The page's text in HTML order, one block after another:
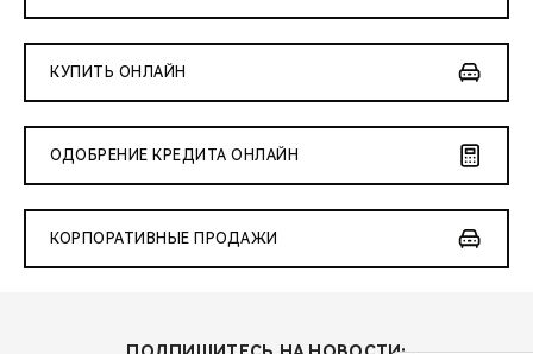
КУПИТЬ ОНЛАЙН
ОДОБРЕНИЕ КРЕДИТА ОНЛАЙН
КОРПОРАТИВНЫЕ ПРОДАЖИ